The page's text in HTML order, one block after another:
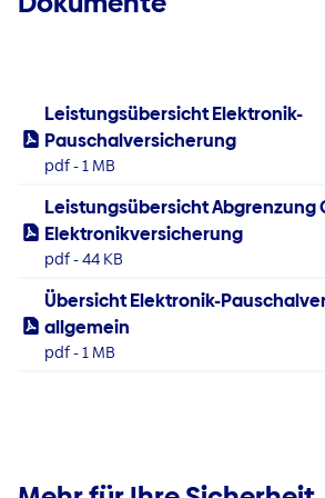
Leistungsübersicht Elektronik-
Pauschalversicherung
pdf - 1 MB
Leistungsübersicht Abgrenzung
Elektronikversicherung
pdf - 44 KB
Übersicht Elektronik-
allgemein
pdf - 1 MB